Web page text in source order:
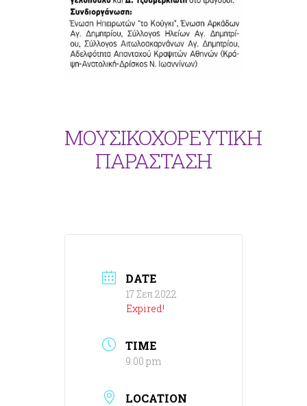
ΜΟΥΣΙΚΟΧΟΡΕΥΤΙΚΗ
ΠΑΡΑΣΤΑΣΗ
DATE
17 Σεπ 2022
Expired!
TIME
9:00 pm
LOCATION